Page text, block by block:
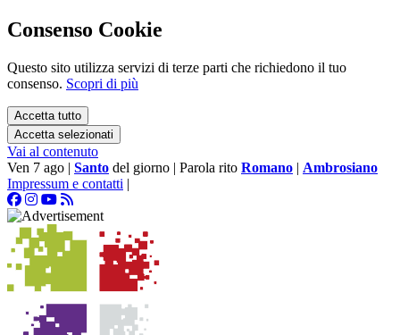
Consenso Cookie
Questo sito utilizza servizi di terze parti che richiedono il tuo
consenso. Scopri di più
Accetta tutto
Accetta selezionati
Vai al contenuto
Ven 7 ago | Santo del giorno | Parola rito Romano | Ambrosiano
Impressum e contatti |